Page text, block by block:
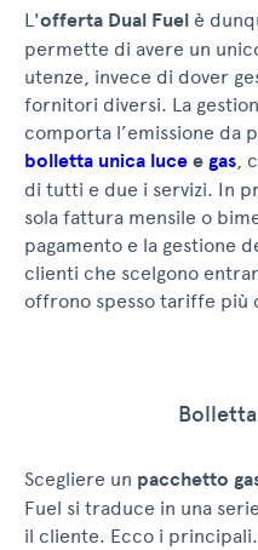
L'offerta Dual Fuel è
permette di avere un
utenze, invece di dover
fornitori diversi. La
comporta l’emissione da
bolletta unica luce e gas,
di tutti e due i servizi. In
sola fattura mensile o
pagamento e la gestione
clienti che scelgono
offrono spesso tariffe più
Scegliere un pacchetto
Fuel si traduce in una
il cliente. Ecco i principali.